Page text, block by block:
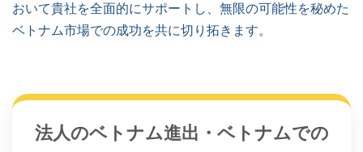
おいて貴社を全面的にサポートし、無限の可能性を秘めた
ベトナム市場での成功を共に切り拓きます。
法人のベトナム進出・ベトナムでの